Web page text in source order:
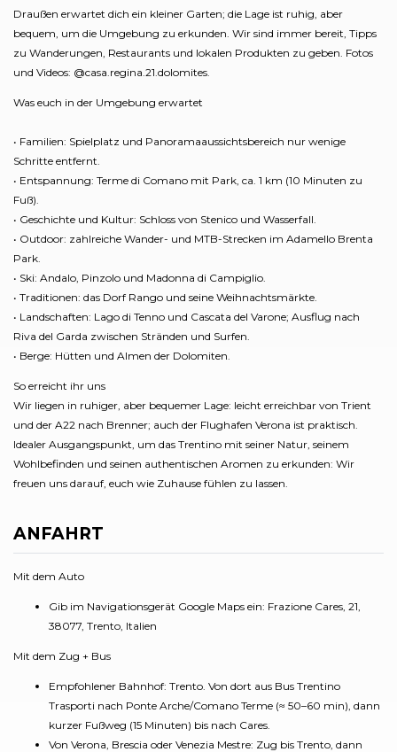
Draußen erwartet dich ein kleiner Garten; die Lage ist ruhig, aber
bequem, um die Umgebung zu erkunden. Wir sind immer bereit, Tipps
zu Wanderungen, Restaurants und lokalen Produkten zu geben. Fotos
und Videos: @casa.regina.21.dolomites.
Was euch in der Umgebung erwartet
• Familien: Spielplatz und Panoramaaussichtsbereich nur wenige
Schritte entfernt.
• Entspannung: Terme di Comano mit Park, ca. 1 km (10 Minuten zu
Fuß).
• Geschichte und Kultur: Schloss von Stenico und Wasserfall.
• Outdoor: zahlreiche Wander- und MTB-Strecken im Adamello Brenta
Park.
• Ski: Andalo, Pinzolo und Madonna di Campiglio.
• Traditionen: das Dorf Rango und seine Weihnachtsmärkte.
• Landschaften: Lago di Tenno und Cascata del Varone; Ausflug nach
Riva del Garda zwischen Stränden und Surfen.
• Berge: Hütten und Almen der Dolomiten.
So erreicht ihr uns
Wir liegen in ruhiger, aber bequemer Lage: leicht erreichbar von Trient
und der A22 nach Brenner; auch der Flughafen Verona ist praktisch.
Idealer Ausgangspunkt, um das Trentino mit seiner Natur, seinem
Wohlbefinden und seinen authentischen Aromen zu erkunden: Wir
freuen uns darauf, euch wie Zuhause fühlen zu lassen.
ANFAHRT
Mit dem Auto
Gib im Navigationsgerät Google Maps ein: Frazione Cares, 21,
38077, Trento, Italien
Mit dem Zug + Bus
Empfohlener Bahnhof: Trento. Von dort aus Bus Trentino
Trasporti nach Ponte Arche/Comano Terme (≈ 50–60 min), dann
kurzer Fußweg (15 Minuten) bis nach Cares.
Von Verona, Brescia oder Venezia Mestre: Zug bis Trento, dann